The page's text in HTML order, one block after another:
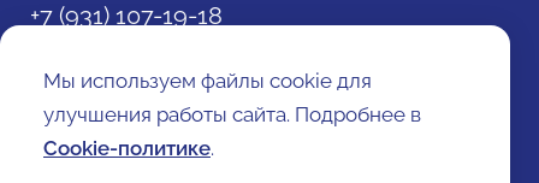
Мы используем файлы cookie для
улучшения работы сайта. Подробнее в
Cookie-политике.
+7 (931) 107-19-18
Политика обработки персональных данных
Согласие на получение рекламной информации